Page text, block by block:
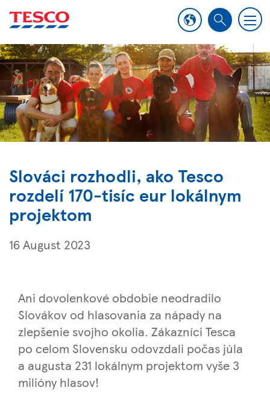
S
a
r
c
M
e
n
u
Slováci rozhodli, ako Tesco
rozdelí 170-tisíc eur lokálnym
projektom
16 August 2023
Ani dovolenkové obdobie neodradilo
Slovákov od hlasovania za nápady na
zlepšenie svojho okolia. Zákazníci Tesca
po celom Slovensku odovzdali počas júla
a augusta 231 lokálnym projektom vyše 3
milióny hlasov!